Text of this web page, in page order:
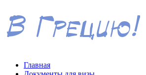
Главная